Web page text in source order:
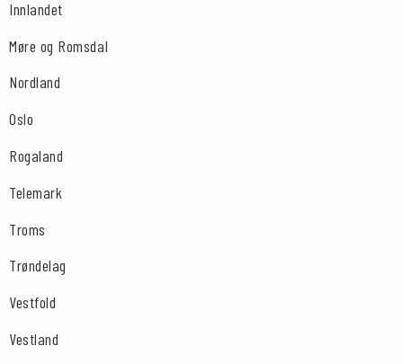
Innlandet
Møre og Romsdal
Nordland
Oslo
Rogaland
Telemark
Troms
Trøndelag
Vestfold
Vestland